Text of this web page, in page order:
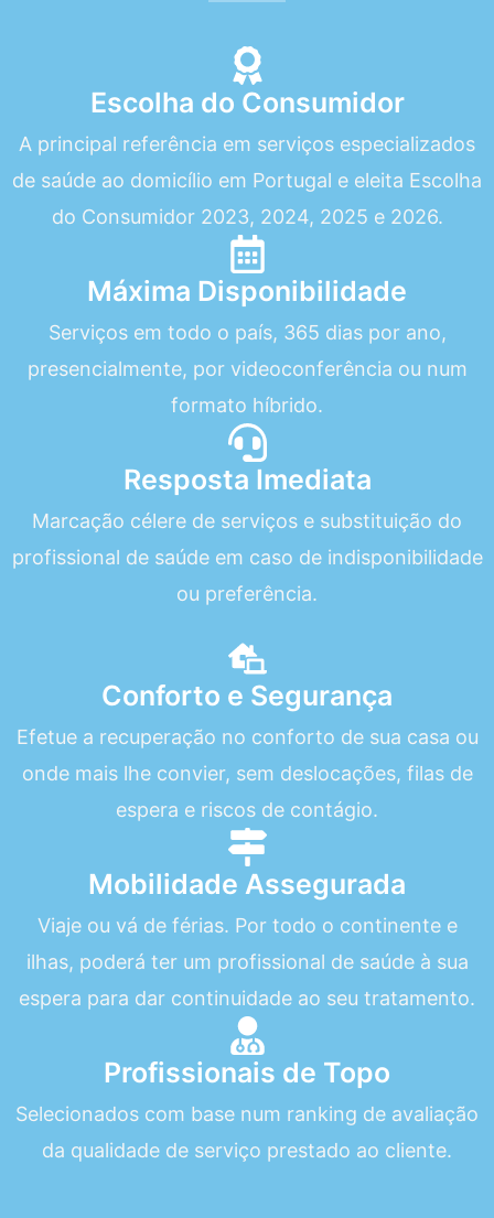
Escolha do Consumidor
A principal referência em serviços especializados
de saúde ao domicílio em Portugal e eleita Escolha
do Consumidor 2023, 2024, 2025 e 2026.
Máxima Disponibilidade
Serviços em todo o país, 365 dias por ano,
presencialmente, por videoconferência ou num
formato híbrido.
Resposta Imediata
Marcação célere de serviços e substituição do
profissional de saúde em caso de indisponibilidade
ou preferência.
Conforto e Segurança
Efetue a recuperação no conforto de sua casa ou
onde mais lhe convier, sem deslocações, filas de
espera e riscos de contágio.
Mobilidade Assegurada
Viaje ou vá de férias. Por todo o continente e
ilhas, poderá ter um profissional de saúde à sua
espera para dar continuidade ao seu tratamento.
Profissionais de Topo
Selecionados com base num ranking de avaliação
da qualidade de serviço prestado ao cliente.